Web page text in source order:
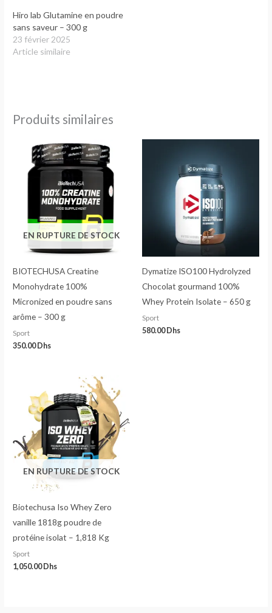
Hiro lab Glutamine en poudre
sans saveur – 300 g
23 février 2025
Article similaire
Produits similaires
EN RUPTURE DE STOCK
BIOTECHUSA Creatine
Monohydrate 100%
Micronized en poudre sans
arôme – 300 g
Sport
350.00 Dhs
Dymatize ISO100 Hydrolyzed
Chocolat gourmand 100%
Whey Protein Isolate – 650 g
Sport
580.00 Dhs
EN RUPTURE DE STOCK
Biotechusa Iso Whey Zero
vanille 1818g poudre de
protéine isolat – 1,818 Kg
Sport
1,050.00 Dhs